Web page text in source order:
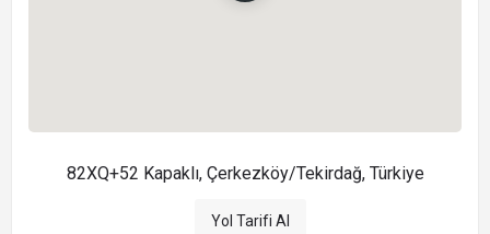
82XQ+52 Kapaklı, Çerkezköy/Tekirdağ, Türkiye
Yol Tarifi Al